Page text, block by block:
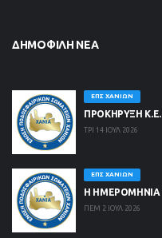
ΔΗΜΟΦΙΛΉ ΝΈΑ
ΕΠΣ ΧΑΝΊΩΝ
ΠΡΟΚΗΡΥΞΗ
ΤΡΙ 14 ΙΟΥΛ 2026
ΕΠΣ ΧΑΝΊΩΝ
Η ΗΜΕΡΟΜΗΝΙΑ
ΠΕΜ 2 ΙΟΥΛ 2026